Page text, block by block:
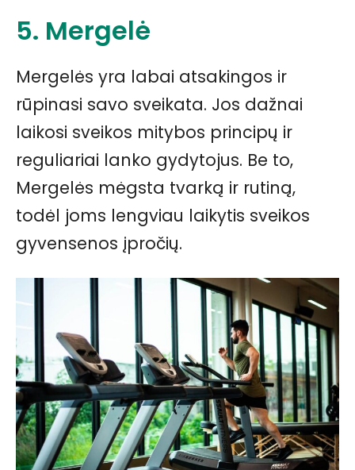
5. Mergelė
Mergelės yra labai atsakingos ir
rūpinasi savo sveikata. Jos dažnai
laikosi sveikos mitybos principų ir
reguliariai lanko gydytojus. Be to,
Mergelės mėgsta tvarką ir rutiną,
todėl joms lengviau laikytis sveikos
gyvensenos įpročių.